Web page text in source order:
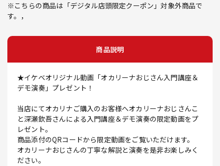
※こちらの商品は「デジタル店頭限定クーポン」対象外商品で
す。，
商品説明
★イケベオリジナル動画「オカリーナおじさん入門講座＆
デモ演奏」プレゼント！
当店にてオカリナご購入のお客様へオカリーナおじさんこ
と深瀬欽吾さんによる入門講座＆デモ演奏の限定動画をプ
レゼント。
商品添付のQRコードから限定動画をご覧いただけます。
オカリーナおじさんの丁寧な解説と演奏を是非お楽しみく
ださい。